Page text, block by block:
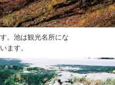
。池は観光名所にな
ます。